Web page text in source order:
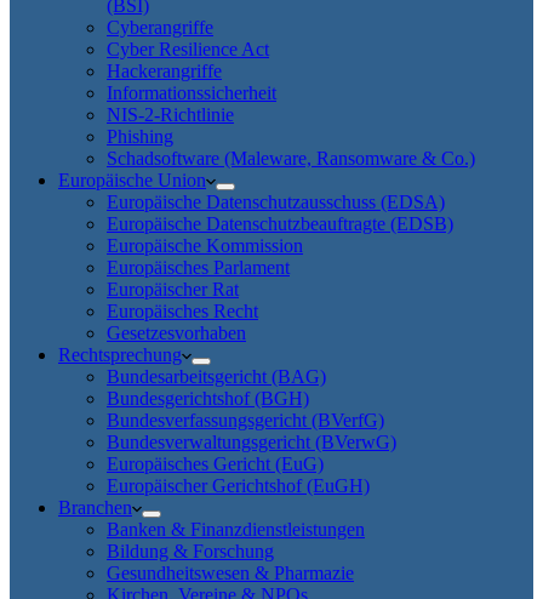
(BSI)
Cyberangriffe
Cyber Resilience Act
Hackerangriffe
Informationssicherheit
NIS-2-Richtlinie
Phishing
Schadsoftware (Maleware, Ransomware & Co.)
Europäische Union
Europäische Datenschutzausschuss (EDSA)
Europäische Datenschutzbeauftragte (EDSB)
Europäische Kommission
Europäisches Parlament
Europäischer Rat
Europäisches Recht
Gesetzesvorhaben
Rechtsprechung
Bundesarbeitsgericht (BAG)
Bundesgerichtshof (BGH)
Bundesverfassungsgericht (BVerfG)
Bundesverwaltungsgericht (BVerwG)
Europäisches Gericht (EuG)
Europäischer Gerichtshof (EuGH)
Branchen
Banken & Finanzdienstleistungen
Bildung & Forschung
Gesundheitswesen & Pharmazie
Kirchen, Vereine & NPOs